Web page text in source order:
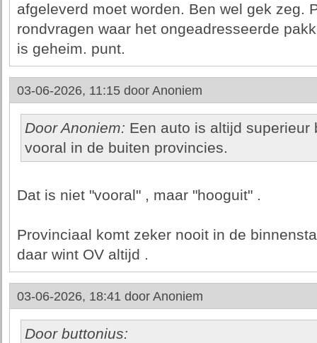
afgeleverd moet worden. Ben wel gek zeg.
rondvragen waar het ongeadresseerde
is geheim. punt.
03-06-2026, 11:15 door Anoniem
Door Anoniem: Een auto is altijd superieur
vooral in de buiten provincies.
Dat is niet "vooral" , maar "hooguit" .
Provinciaal komt zeker nooit in de
daar wint OV altijd .
03-06-2026, 18:41 door Anoniem
Door buttonius: